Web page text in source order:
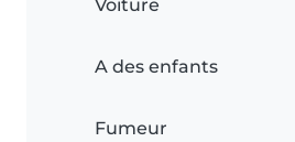
Voiture
A des enfants
Fumeur